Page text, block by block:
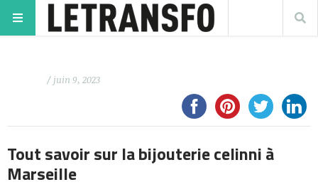
/ juin 9, 2023
Tout savoir sur la bijouterie celinni à
Marseille